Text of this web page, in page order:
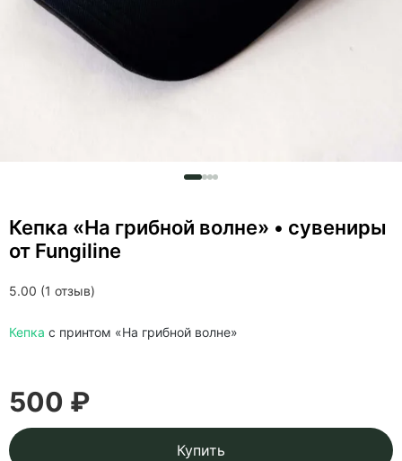
5.00 (1 отзыв)
Кепка «На грибной волне» • сувениры
от Fungiline
Кепка с принтом «На грибной волне»
500 ₽
Купить